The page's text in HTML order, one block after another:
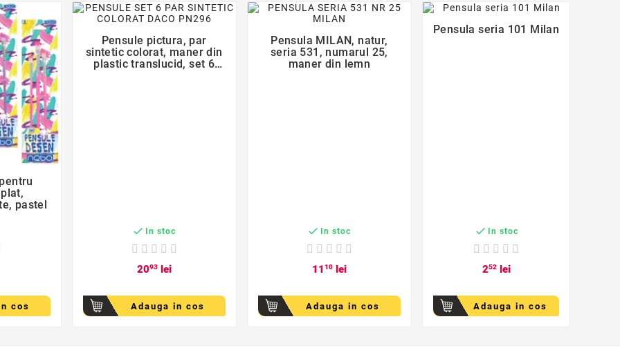
pastel
cos

favorite_border
Pensule pictura, par
sintetic colorat, maner din
plastic translucid, set 6
 In stoc
2093lei
Adauga in cos

favorite_border
Pensula MILAN, natur,
seria 531, numarul 25,
maner din lemn
 In stoc
1110lei
Adauga in cos
Pensula seria 101 Milan
 In stoc
252lei
Adauga in cos